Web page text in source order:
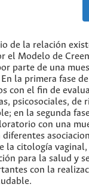
de la relación
el Modelo de
parte de una
la primera fase
con el fin de
psicosociales, de
en la segunda
con una
la citología
para la salud y
con la